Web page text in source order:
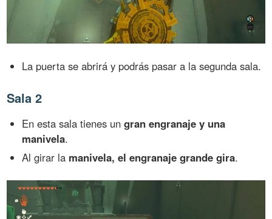
La puerta se abrirá y podrás pasar a la segunda sala.
Sala 2
En esta sala tienes ungran engranaje y una
manivela.
Al girar la manivela, el engranaje grande gira.